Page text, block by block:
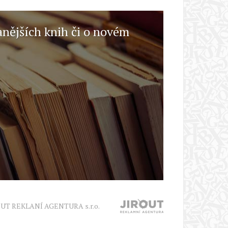
knih či o novém
REKLANÍ AGENTURA s.r.o.